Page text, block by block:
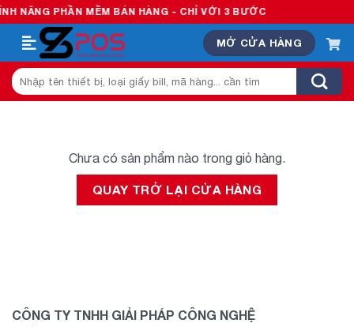
Skip
to
content
NĂNG PHẦN MỀM BÁN HÀNG - CHỈ VỚI 3 BƯỚC
MỞ CỬA HÀNG
Tìm
kiếm:
Chưa có sản phẩm nào trong giỏ hàng.
QUAY TRỞ LẠI CỬA HÀNG
CÔNG TY TNHH GIẢI PHÁP CÔNG NGHỆ